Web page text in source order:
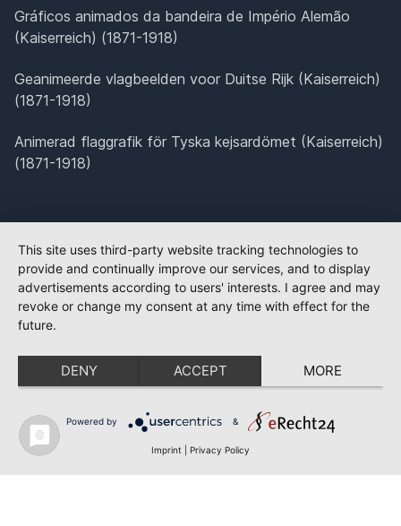
Gráficos animados da bandeira de Império Alemão
(Kaiserreich) (1871-1918)
Geanimeerde vlagbeelden voor Duitse Rijk (Kaiserreich)
(1871-1918)
Animerad flaggrafik för Tyska kejsardömet (Kaiserreich)
(1871-1918)
This site uses third-party website tracking technologies to
provide and continually improve our services, and to display
advertisements according to users' interests. I agree and may
revoke or change my consent at any time with effect for the
future.
DENY ACCEPT MORE
Powered by &
Imprint Privacy Policy